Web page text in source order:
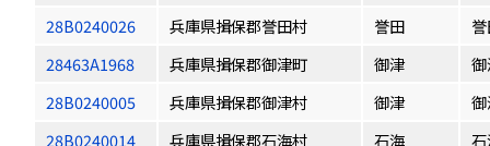
28B0240026
兵庫県揖保郡誉田村 誉田
28463A1968
兵庫県揖保郡御津町 御津
28B0240005
兵庫県揖保郡御津村 御津
28B0240014
兵庫県揖保郡石海村 石海